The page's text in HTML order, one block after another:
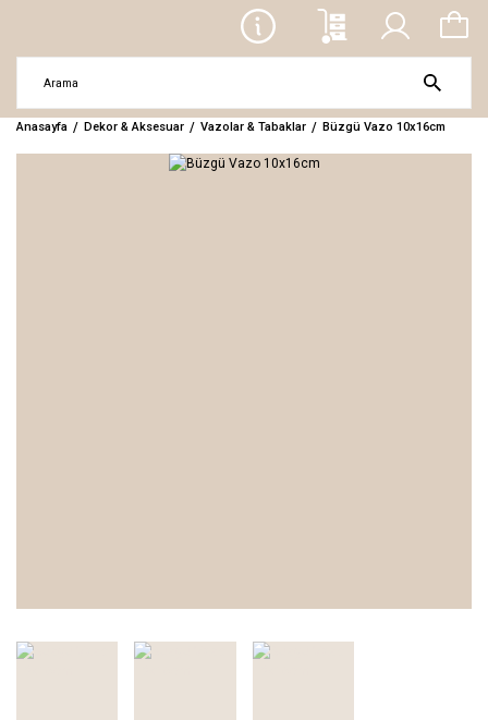
Anasayfa Dekor & Aksesuar Vazolar & Tabaklar Büzgü Vazo 10x16cm